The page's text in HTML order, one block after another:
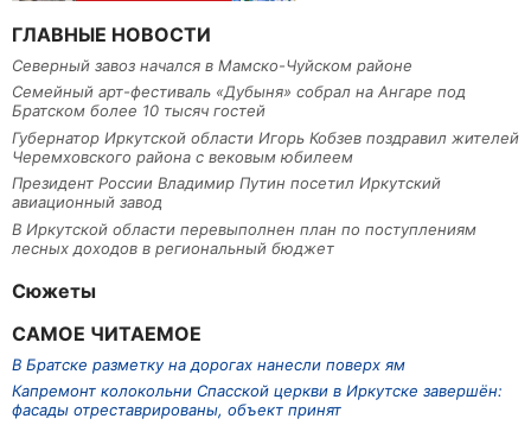
ГЛАВНЫЕ НОВОСТИ
Северный завоз начался в Мамско-Чуйском районе
Семейный арт-фестиваль «Дубыня» собрал на Ангаре под
Братском более 10 тысяч гостей
Губернатор Иркутской области Игорь Кобзев поздравил жителей
Черемховского района с вековым юбилеем
Президент России Владимир Путин посетил Иркутский
авиационный завод
В Иркутской области перевыполнен план по поступлениям
лесных доходов в региональный бюджет
Сюжеты
САМОЕ ЧИТАЕМОЕ
В Братске разметку на дорогах нанесли поверх ям
Капремонт колокольни Спасской церкви в Иркутске завершён:
фасады отреставрированы, объект принят